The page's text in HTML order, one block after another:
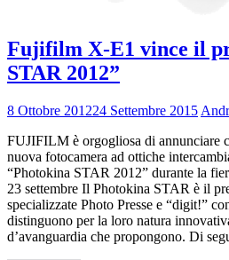
Fujifilm X-E1 vince il
STAR 2012”
8 Ottobre 201224 Settembre 2015
FUJIFILM è orgogliosa di annunciare
nuova fotocamera ad ottiche
“Photokina STAR 2012” durante la
23 settembre Il Photokina STAR è il
specializzate Photo Presse e “digit!”
distinguono per la loro natura
d’avanguardia che propongono. Di